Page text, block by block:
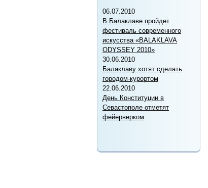
06.07.2010
В Балаклаве пройдет
фестиваль современного
искусства «BALAKLAVA
ODYSSEY 2010»
30.06.2010
Балаклаву хотят сделать
городом-курортом
22.06.2010
День Конституции в
Севастополе отметят
фейерверком